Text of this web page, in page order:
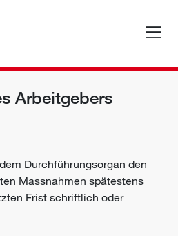
Arbeitgebers
Durchführungsorgan den
Massnahmen spätestens
Frist schriftlich oder